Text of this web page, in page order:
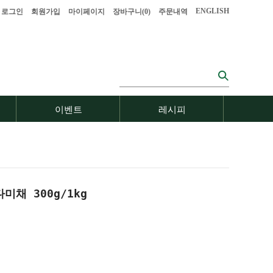
로그인 회원가입 마이페이지 장바구니(0) 주문내역 ENGLISH
이벤트 레시피
미채 300g/1kg